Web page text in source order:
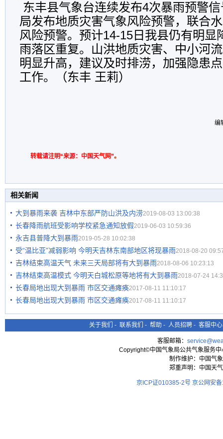
东丰县气象台连续发布4次暴雨预警
局发布地质灾害气象风险预警，联合
风险预警。预计14-15日我县仍有明显
雨落区重复。山洪地质灾害、中小河
明显升高，建议及时排涝，加强隐患
工作。（东丰 王莉）
编
转载请注明“来源：中国天气网”。
相关新闻
大到暴雨来袭 吉林中东部严防山洪及内涝2019-08-03 13:00:38
长春降雨航班受影响学校紧急通知放假2019-06-03 10:59:36
永吉县普降大到暴雨2019-05-28 10:02:38
受“温比亚”减弱影响 今明天吉林东南部地区将现暴雨2018-08-20
吉林结束高温天气 未来三天局部将有大到暴雨2018-08-06 10:23:13
吉林结束高温模式 今明天白城松原等地将有大到暴雨2018-07-24
长春局地出现大到暴雨 市区交通瘫痪2017-08-11 11:10:17
长春局地出现大到暴雨 市区交通瘫痪2017-08-11 11:10:17
关于我们 - 联系我们 - 帮助 - 人员招聘 - 客服中心
客服邮箱：
Copyright©中国气象局公共气象服务
制作维护：中国气
郑重声明：中国天
京ICP证010385-2号 京公网安